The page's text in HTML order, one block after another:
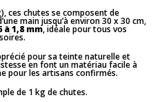
ces chutes se composent de
main jusqu’à environ 30 x 30 cm,
à 1,8 mm, idéale pour tous vos
pour sa teinte naturelle et
en font un matériau facile à
pour les artisans confirmés.
de 1 kg de chutes.